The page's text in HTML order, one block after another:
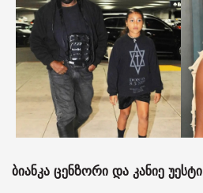
ბიანკა ცენზორი და კანიე უესტი